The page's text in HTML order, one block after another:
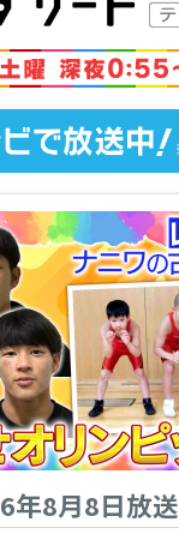
年8月8日放送